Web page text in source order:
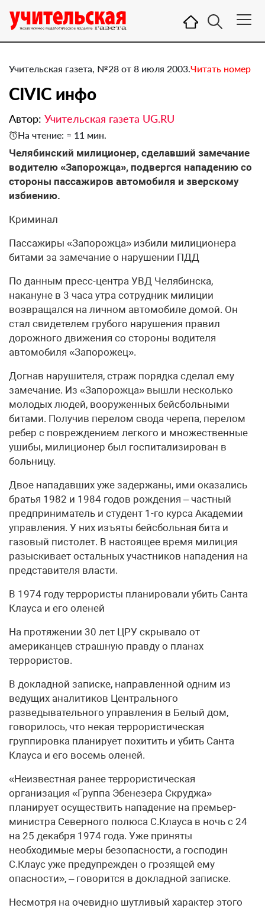
Учительская газета, №28 от 8 июля 2003.Читать номер
CIVIC инфо
Автор: Учительская газета UG.RU
На чтение: ≈ 11 мин.
Челябинский милиционер, сделавший замечание
водителю «Запорожца», подвергся нападению со
стороны пассажиров автомобиля и зверскому
избиению.
Криминал
Пассажиры «Запорожца» избили милиционера
битами за замечание о нарушении ПДД
По данным пресс-центра УВД Челябинска,
накануне в 3 часа утра сотрудник милиции
возвращался на личном автомобиле домой. Он
стал свидетелем грубого нарушения правил
дорожного движения со стороны водителя
автомобиля «Запорожец».
Догнав нарушителя, страж порядка сделал ему
замечание. Из «Запорожца» вышли несколько
молодых людей, вооруженных бейсбольными
битами. Получив перелом свода черепа, перелом
ребер с повреждением легкого и множественные
ушибы, милиционер был госпитализирован в
больницу.
Двое нападавших уже задержаны, ими оказались
братья 1982 и 1984 годов рождения – частный
предприниматель и студент 1-го курса Академии
управления. У них изъяты бейсбольная бита и
газовый пистолет. В настоящее время милиция
разыскивает остальных участников нападения на
представителя власти.
В 1974 году террористы планировали убить Санта
Клауса и его оленей
На протяжении 30 лет ЦРУ скрывало от
американцев страшную правду о планах
террористов.
В докладной записке, направленной одним из
ведущих аналитиков Центрального
разведывательного управления в Белый дом,
говорилось, что некая террористическая
группировка планирует похитить и убить Санта
Клауса и его восемь оленей.
«Неизвестная ранее террористическая
организация «Группа Эбенезера Скруджа»
планирует осуществить нападение на премьер-
министра Северного полюса С.Клауса в ночь с 24
на 25 декабря 1974 года. Уже приняты
необходимые меры безопасности, а господин
С.Клаус уже предупрежден о грозящей ему
опасности», – говорится в докладной записке.
Несмотря на очевидно шутливый характер этого